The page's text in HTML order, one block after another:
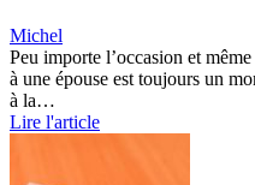
Michel
Peu importe l’occasion et
à une épouse est toujours un
à la…
Lire l'article